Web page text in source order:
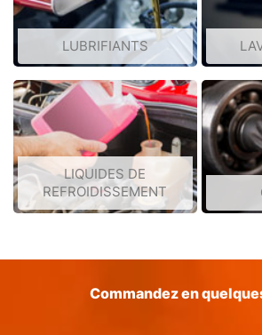
LUBRIFIANTS
LIQUIDES DE
REFROIDISSEMENT
Commandez en